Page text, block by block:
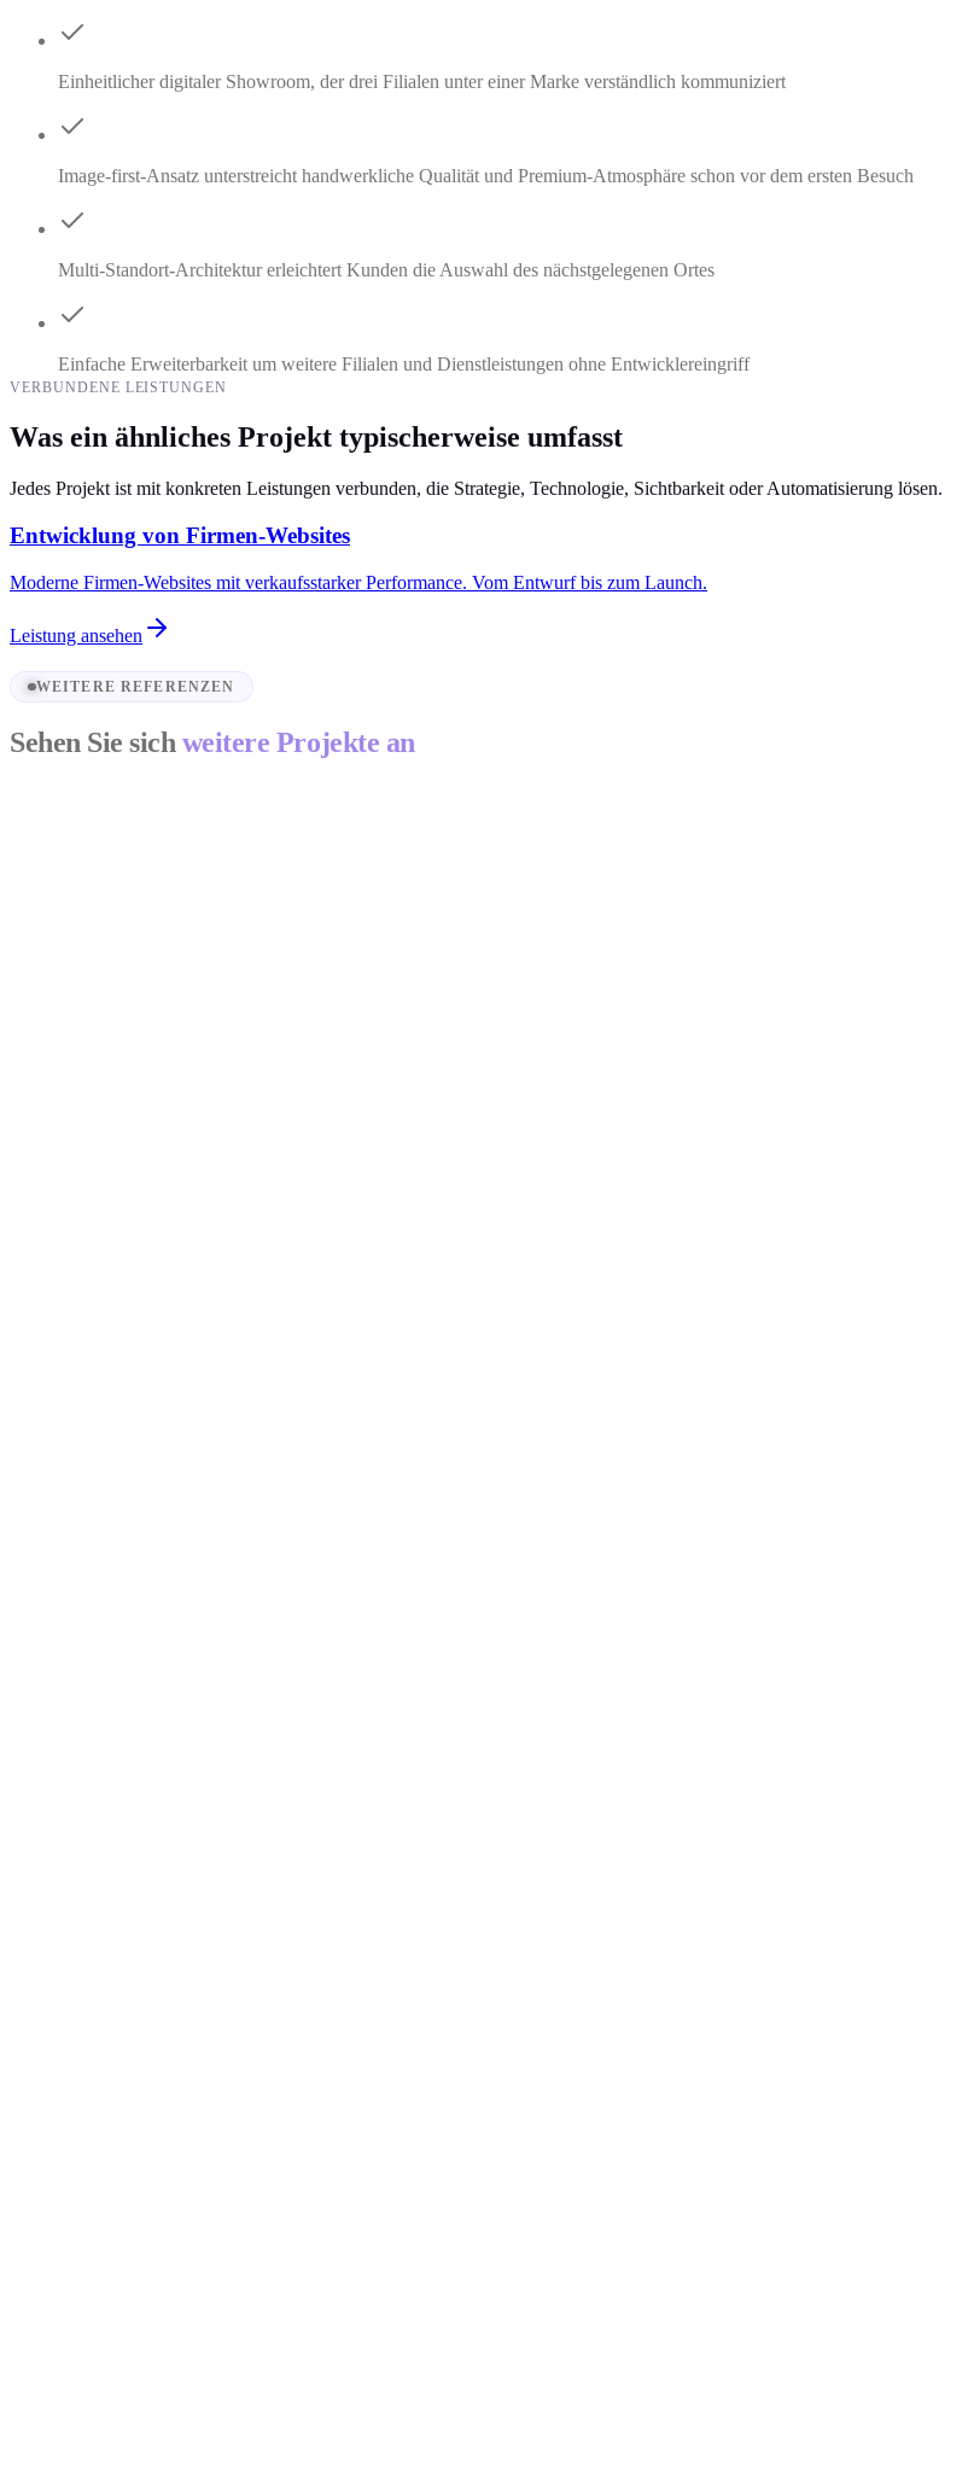
Einheitlicher digitaler Showroom, der drei Filialen unter einer Marke verständlich kommuniziert
Image-first-Ansatz unterstreicht handwerkliche Qualität und Premium-Atmosphäre schon vor dem ersten Besuch
Multi-Standort-Architektur erleichtert Kunden die Auswahl des nächstgelegenen Ortes
Einfache Erweiterbarkeit um weitere Filialen und Dienstleistungen ohne Entwicklereingriff
VERBUNDENE LEISTUNGEN
Was ein ähnliches Projekt typischerweise umfasst
Jedes Projekt ist mit konkreten Leistungen verbunden, die Strategie, Technologie, Sichtbarkeit oder Automatisierung lösen.
Entwicklung von Firmen-Websites
Moderne Firmen-Websites mit verkaufsstarker Performance. Vom Entwurf bis zum Launch.
Leistung ansehen
WEITERE REFERENZEN
Sehen Sie sich weitere Projekte an